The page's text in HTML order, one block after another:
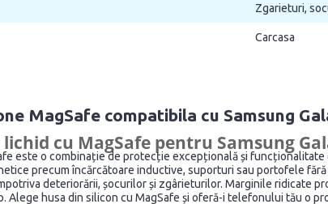
Zgarieturi,
Carcasa
MagSafe compatibila cu Samsung
cu MagSafe pentru Samsung
este o combinație de protecție excepțională și
precum încărcătoare inductive, suporturi sau portofele
deteriorării, șocurilor și zgârieturilor. Marginile ridicate
Alege husa din silicon cu MagSafe și oferă-i telefonului tău o